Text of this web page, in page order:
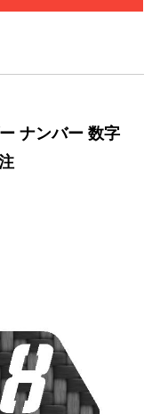
ナンバー 数字